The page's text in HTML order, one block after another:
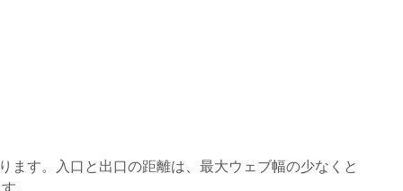
ます。入口と出口の距離は、最大ウェブ幅の少なくと